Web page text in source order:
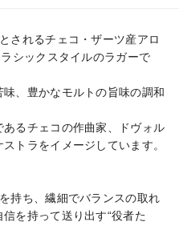
されるチェコ・ザーツ産アロ
シックスタイルのラガーで
、豊かなモルトの旨味の調和
るチェコの作曲家、ドヴォル
トラをイメージしています。
持ち、繊細でバランスの取れ
を持って送り出す“役者た